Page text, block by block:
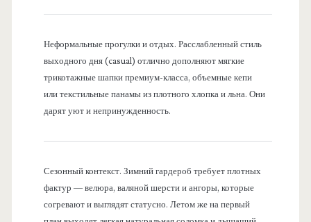
Неформальные прогулки и отдых. Расслабленный стиль
выходного дня (casual) отлично дополняют мягкие
трикотажные шапки премиум-класса, объемные кепи
или текстильные панамы из плотного хлопка и льна. Они
дарят уют и непринужденность.
Сезонный контекст. Зимний гардероб требует плотных
фактур — велюра, валяной шерсти и ангоры, которые
согревают и выглядят статусно. Летом же на первый